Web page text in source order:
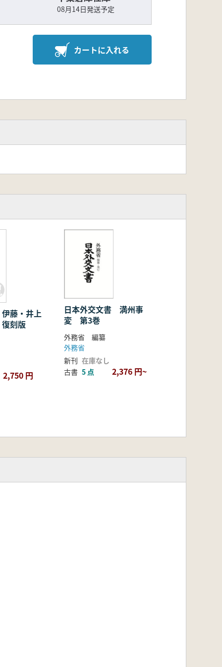
08月14日発送予定
カートに入れる
藤・井上
刻版
2,750 円
日本外交文書 満州事
変 第3巻
外務省 編纂
外務省
新刊 在庫なし
古書 5 点 2,376 円~